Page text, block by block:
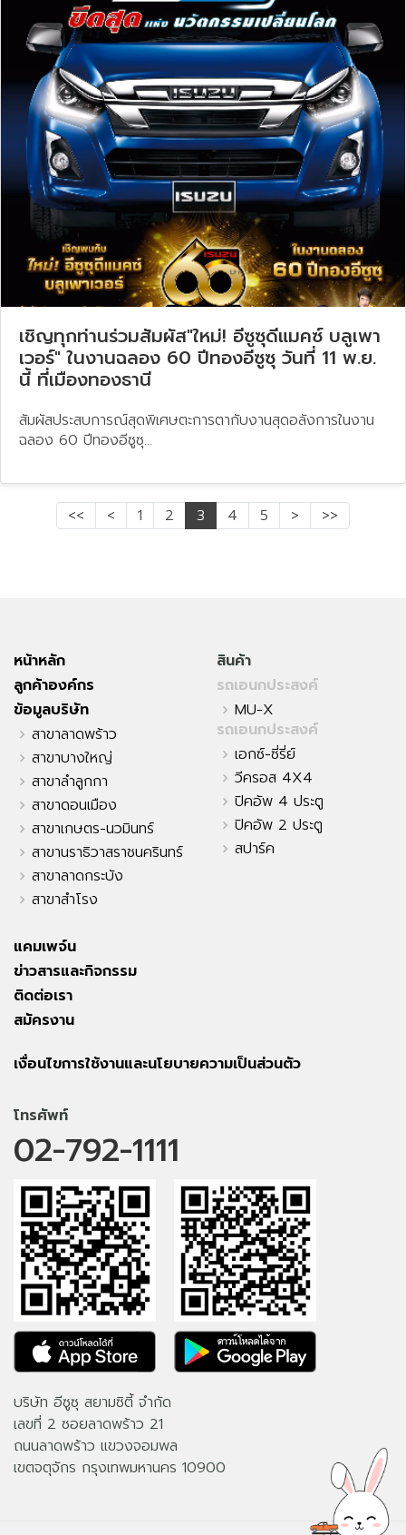
เชิญทุกท่านร่วมสัมผัส"ใหม่! อีซูซุดีแมคซ์ บลูเพา
เวอร์" ในงานฉลอง 60 ปีทองอีซูซุ วันที่ 11 พ.ย.
นี้ ที่เมืองทองธานี
สัมผัสประสบการณ์สุดพิเศษตะการตากับงานสุดอลังการในงาน
ฉลอง 60 ปีทองอีซูซุ...
<< < 1 2 3 4 5 > >>
หน้าหลัก
ลูกค้าองค์กร
ข้อมูลบริษัท
สาขาลาดพร้าว
สาขาบางใหญ่
สาขาลำลูกกา
สาขาดอนเมือง
สาขาเกษตร-นวมินทร์
สาขานราธิวาสราชนครินทร์
สาขาลาดกระบัง
สาขาสำโรง
สินค้า
รถเอนกประสงค์
MU-X
รถเอนกประสงค์
เอกซ์-ซี่รี่ย์
วีครอส 4X4
ปิคอัพ 4 ประตู
ปิคอัพ 2 ประตู
สปาร์ค
แคมเพจ์น
ข่าวสารและกิจกรรม
ติดต่อเรา
สมัครงาน
เงื่อนไขการใช้งานและนโยบายความเป็นส่วนตัว
โทรศัพท์
02-792-1111
บริษัท อีซูซุ สยามซิตี้ จำกัด
เลขที่ 2 ซอยลาดพร้าว 21
ถนนลาดพร้าว แขวงจอมพล
เขตจตุจักร กรุงเทพมหานคร 10900